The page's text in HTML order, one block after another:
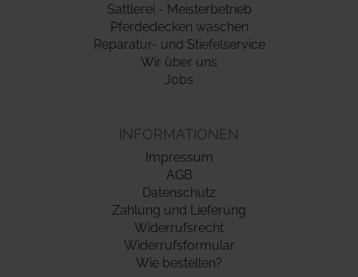
Sattlerei - Meisterbetrieb
Pferdedecken waschen
Reparatur- und Stiefelservice
Wir über uns
Jobs
INFORMATIONEN
Impressum
AGB
Datenschutz
Zahlung und Lieferung
Widerrufsrecht
Widerrufsformular
Wie bestellen?